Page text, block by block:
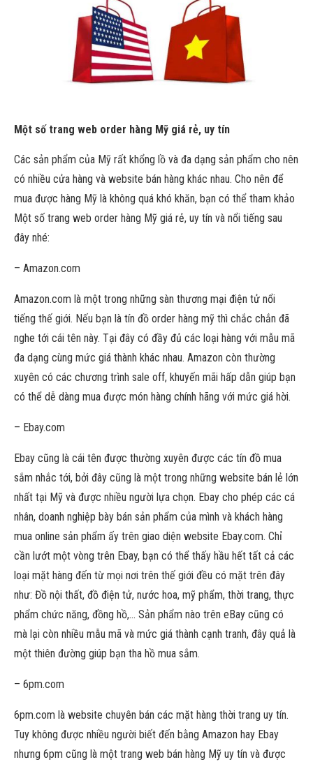
Một số trang web order hàng Mỹ giá rẻ, uy tín
Các sản phẩm của Mỹ rất khổng lồ và đa dạng sản phẩm cho nên
có nhiều cửa hàng và website bán hàng khác nhau. Cho nên để
mua được hàng Mỹ là không quá khó khăn, bạn có thể tham khảo
Một số trang web order hàng Mỹ giá rẻ, uy tín và nổi tiếng sau
đây nhé:
– Amazon.com
Amazon.com là một trong những sàn thương mại điện tử nổi
tiếng thế giới. Nếu bạn là tín đồ order hàng mỹ thì chắc chắn đã
nghe tới cái tên này. Tại đây có đầy đủ các loại hàng với mẫu mã
đa dạng cùng mức giá thành khác nhau. Amazon còn thường
xuyên có các chương trình sale off, khuyến mãi hấp dẫn giúp bạn
có thể dễ dàng mua được món hàng chính hãng với mức giá hời.
– Ebay.com
Ebay cũng là cái tên được thường xuyên được các tín đồ mua
sắm nhắc tới, bởi đây cũng là một trong những website bán lẻ lớn
nhất tại Mỹ và được nhiều người lựa chọn. Ebay cho phép các cá
nhân, doanh nghiệp bày bán sản phẩm của mình và khách hàng
mua online sản phẩm ấy trên giao diện website Ebay.com. Chỉ
cần lướt một vòng trên Ebay, bạn có thể thấy hầu hết tất cả các
loại mặt hàng đến từ mọi nơi trên thế giới đều có mặt trên đây
như: Đồ nội thất, đồ điện tử, nước hoa, mỹ phẩm, thời trang, thực
phẩm chức năng, đồng hồ,… Sản phẩm nào trên eBay cũng có
mà lại còn nhiều mẫu mã và mức giá thành cạnh tranh, đây quả là
một thiên đường giúp bạn tha hồ mua sắm.
– 6pm.com
6pm.com là website chuyên bán các mặt hàng thời trang uy tín.
Tuy không được nhiều người biết đến bằng Amazon hay Ebay
nhưng 6pm cũng là một trang web bán hàng Mỹ uy tín và được